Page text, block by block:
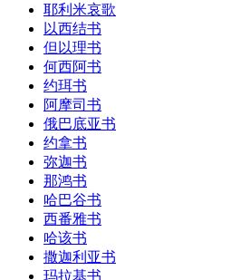
耶利米哀歌
以西结书
但以理书
何西阿书
约珥书
阿摩司书
俄巴底亚书
约拿书
弥迦书
那鸿书
哈巴谷书
西番雅书
哈该书
撒迦利亚书
玛拉基书